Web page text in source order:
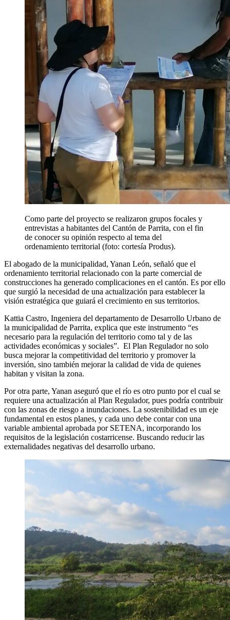
Como parte del proyecto se realizaron grupos focales y
entrevistas a habitantes del Cantón de Parrita, con el fin
de conocer su opinión respecto al tema del
ordenamiento territorial (foto: cortesía Produs).
El abogado de la municipalidad, Yanan León, señaló que el
ordenamiento territorial relacionado con la parte comercial de
construcciones ha generado complicaciones en el cantón. Es por ello
que surgió la necesidad de una actualización para establecer la
visión estratégica que guiará el crecimiento en sus territorios.
Kattia Castro, Ingeniera del departamento de Desarrollo Urbano de
la municipalidad de Parrita, explica que este instrumento “es
necesario para la regulación del territorio como tal y de las
actividades económicas y sociales”. El Plan Regulador no solo
busca mejorar la competitividad del territorio y promover la
inversión, sino también mejorar la calidad de vida de quienes
habitan y visitan la zona.
Por otra parte, Yanan aseguró que el río es otro punto por el cual se
requiere una actualización al Plan Regulador, pues podría contribuir
con las zonas de riesgo a inundaciones. La sostenibilidad es un eje
fundamental en estos planes, y cada uno debe contar con una
variable ambiental aprobada por SETENA, incorporando los
requisitos de la legislación costarricense. Buscando reducir las
externalidades negativas del desarrollo urbano.